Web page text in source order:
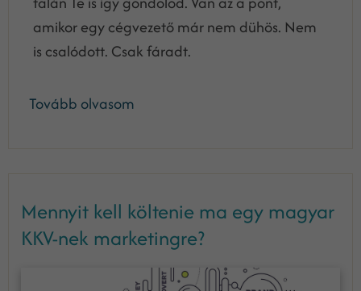
amikor egy cégvezető már nem dühös. Nem
is csalódott. Csak fáradt.
Tovább olvasom
Mennyit kell költenie ma egy magyar
KKV-nek marketingre?